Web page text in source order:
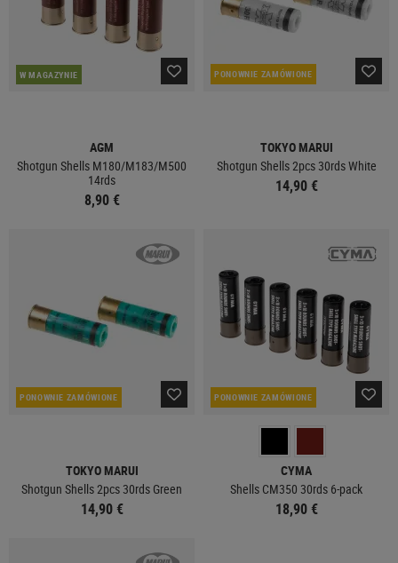
W MAGAZYNIE
AGM
Shotgun Shells M180/M183/M500
14rds
8,90 €
PONOWNIE ZAMÓWIONE
TOKYO MARUI
Shotgun Shells 2pcs 30rds White
14,90 €
PONOWNIE ZAMÓWIONE
TOKYO MARUI
Shotgun Shells 2pcs 30rds Green
14,90 €
PONOWNIE ZAMÓWIONE
CYMA
Shells CM350 30rds 6-pack
18,90 €